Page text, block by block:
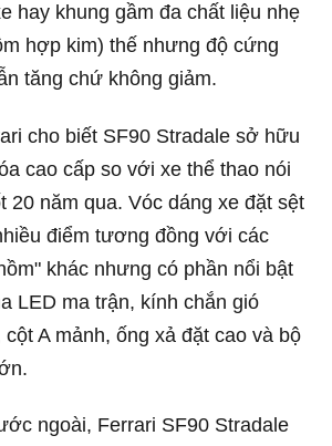
hay khung gầm đa chất liệu nhẹ
hợp kim) thế nhưng độ cứng
tăng chứ không giảm.
cho biết SF90 Stradale sở hữu
cao cấp so với xe thể thao nói
20 năm qua. Vóc dáng xe đặt sệt
điểm tương đồng với các
khác nhưng có phần nổi bật
LED ma trận, kính chắn gió
A mảnh, ống xả đặt cao và bộ
ngoài, Ferrari SF90 Stradale